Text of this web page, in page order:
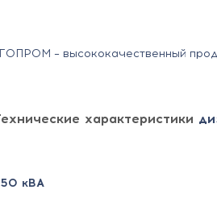
– высококачественный
характеристики
кВА